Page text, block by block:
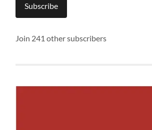
Subscribe
Join 241 other subscribers